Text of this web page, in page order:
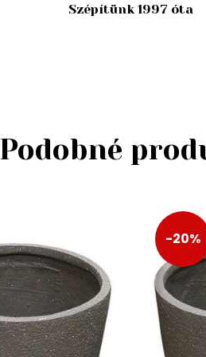
Szépítünk 1997 óta
Podobné
-20%